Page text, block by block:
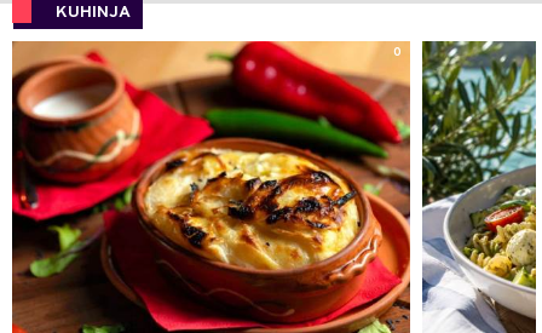
KUHINJA
0